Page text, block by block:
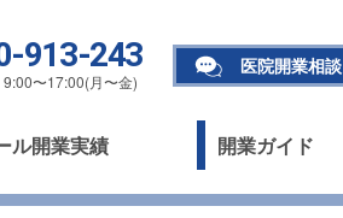
913-243
〜17:00(月〜金)
医院開業相談
ル開業実績 開業ガイド